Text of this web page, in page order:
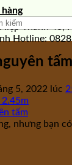
Thành 43,
Hotline:
tấm
5, 2022 lúc
2.45m
nhưng bạn